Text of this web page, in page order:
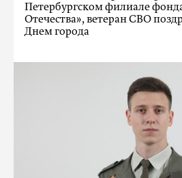
Петербургском филиале
Отечества», ветеран СВО
Днем города